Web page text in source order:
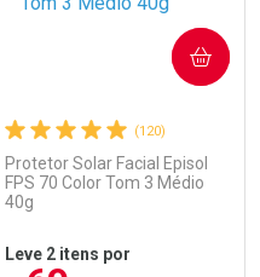
(120)
Protetor Solar Facial Episol
FPS 70 Color Tom 3 Médio
40g
Leve 2 itens por
COMPRAR